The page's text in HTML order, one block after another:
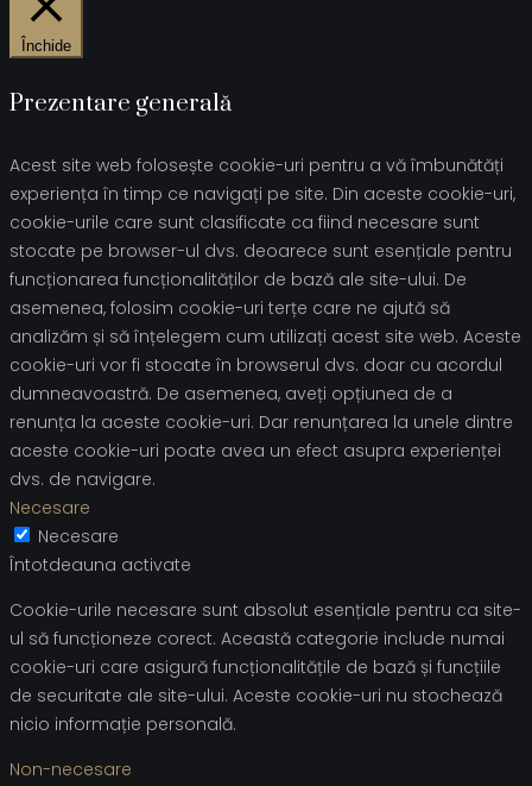
Închide
Prezentare generală
Acest site web folosește cookie-uri pentru a vă îmbunătăți
experiența în timp ce navigați pe site. Din aceste cookie-uri,
cookie-urile care sunt clasificate ca fiind necesare sunt
stocate pe browser-ul dvs. deoarece sunt esențiale pentru
funcționarea funcționalităților de bază ale site-ului. De
asemenea, folosim cookie-uri terțe care ne ajută să
analizăm și să înțelegem cum utilizați acest site web. Aceste
cookie-uri vor fi stocate în browserul dvs. doar cu acordul
dumneavoastră. De asemenea, aveți opțiunea de a
renunța la aceste cookie-uri. Dar renunțarea la unele dintre
aceste cookie-uri poate avea un efect asupra experienței
dvs. de navigare.
Necesare
Necesare
Întotdeauna activate
Cookie-urile necesare sunt absolut esențiale pentru ca site-
ul să funcționeze corect. Această categorie include numai
cookie-uri care asigură funcționalitățile de bază și funcțiile
de securitate ale site-ului. Aceste cookie-uri nu stochează
nicio informație personală.
Non-necesare